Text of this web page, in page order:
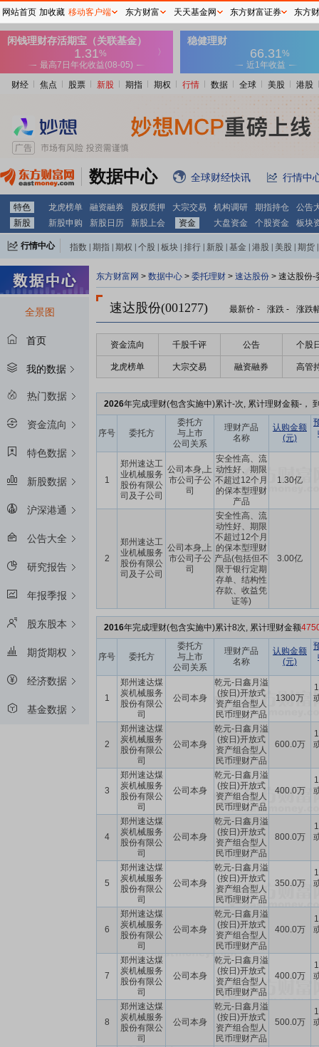
财经 焦点 股票 新股 期指 期权 行情 数据 全球 美股 港股
数据中心 全球财经快讯 行情中
特色 龙虎榜单 融资融券 股权质押 大宗交易 机构调研 期指持仓
公告
新股
新股申购 新股日历 新股上会 资金 大盘资金 个股资金 板块
行情中心 指数 期指 期权 个股 板块 排行 新股 基金 港股 美股 期货
全景图
首页
我的数据
热门数据
资金流向
特色数据
新股数据
沪深港通
公告大全
研究报告
年报季报
股东股本
期货期权
经济数据
基金数据
东方财富网 > 数据中心 > 委托理财 > 速达股份 > 速达股份-
速达股份(001277) 最新价 - 涨跌 - 涨跌
资金流向 千股千评 公告 个股
龙虎榜单 大宗交易 融资融券 高管
2026年完成理财(包含实施中)累计-次, 累计理财金额-，
序号 委托方
委托方
与上市
公司关系
理财产品
名称
认购金额
(元)
1
郑州速达工
业机械服务
股份有限公
司及子公司
公司本身,上
市公司子公
司
安全性高、流
动性好、期限
不超过12个月
的保本型理财
产品
1.30亿
2
郑州速达工
业机械服务
股份有限公
司及子公司
公司本身,上
市公司子公
司
安全性高、流
动性好、期限
不超过12个月
的保本型理财
产品(包括但不
限于银行定期
存单、结构性
存款、收益凭
证等)
3.00亿
2016年完成理财(包含实施中)累计8次, 累计理财金额
序号 委托方
委托方
与上市
公司关系
理财产品
名称
认购金额
(元)
1
郑州速达煤
炭机械服务
股份有限公
司
公司本身
乾元-日鑫月溢
(按日)开放式
资产组合型人
民币理财产品
1300万
2
郑州速达煤
炭机械服务
股份有限公
司
公司本身
乾元-日鑫月溢
(按日)开放式
资产组合型人
民币理财产品
600.0万
3
郑州速达煤
炭机械服务
股份有限公
司
公司本身
乾元-日鑫月溢
(按日)开放式
资产组合型人
民币理财产品
400.0万
4
郑州速达煤
炭机械服务
股份有限公
司
公司本身
乾元-日鑫月溢
(按日)开放式
资产组合型人
民币理财产品
800.0万
5
郑州速达煤
炭机械服务
股份有限公
司
公司本身
乾元-日鑫月溢
(按日)开放式
资产组合型人
民币理财产品
350.0万
6
郑州速达煤
炭机械服务
股份有限公
司
公司本身
乾元-日鑫月溢
(按日)开放式
资产组合型人
民币理财产品
400.0万
7
郑州速达煤
炭机械服务
股份有限公
司
公司本身
乾元-日鑫月溢
(按日)开放式
资产组合型人
民币理财产品
400.0万
8
郑州速达煤
炭机械服务
股份有限公
司
公司本身
乾元-日鑫月溢
(按日)开放式
资产组合型人
民币理财产品
500.0万
网站首页 加收藏 移动客户端 东方财富 天天基金网 东方财富证券 东方